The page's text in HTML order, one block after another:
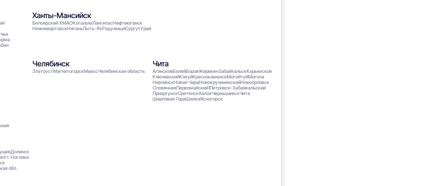
Ханты-Мансийск
Белоярский ХМАОКогалымЛангепасНефтеюганск
НижневартовскНяганьПыть-ЯхРадужныйСургутУрай
Челябинск
ЗлатоустМагнитогорскМиассЧелябинская область
Чита
АгинскоеБалейБорзяЖирекенЗабайкальскКарымское
КлючевскийКокуйКраснокаменскМогойтуйМогоча
НерчинскНовая ЧараНовокручининскийНовоорловск
ОловяннаяПервомайский1Петровск-Забайкальский
ПриаргунскСретенскХилокЧернышевскЧита
Шерловая ГораШилкаЯсногорск
Долинск
пгт. Ноглики
обл.